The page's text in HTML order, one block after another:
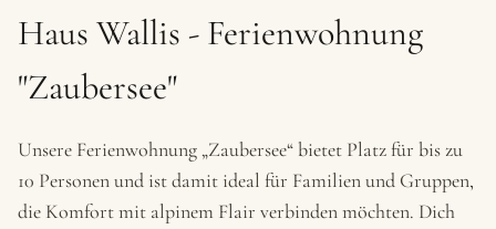
Haus Wallis - Ferienwohnung
"Zaubersee"
Unsere Ferienwohnung „Zaubersee“ bietet Platz für bis zu
10 Personen und ist damit ideal für Familien und Gruppen,
die Komfort mit alpinem Flair verbinden möchten. Dich